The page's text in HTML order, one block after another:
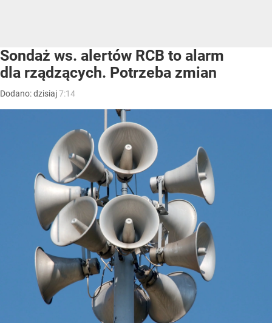
Sondaż ws. alertów RCB to alarm
dla rządzących. Potrzeba zmian
Dodano:dzisiaj7:14